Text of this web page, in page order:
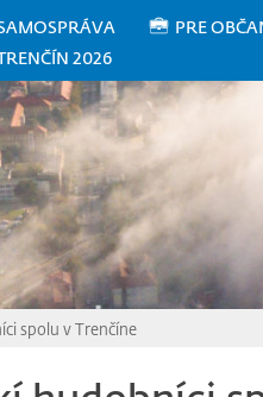
PRE
2026
spolu v Trenčíne